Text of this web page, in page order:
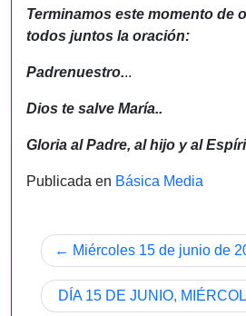
Terminamos este momento de
todos juntos la oración:
Padrenuestro...
Dios te salve María..
Gloria al Padre, al hijo y al
Publicada en Básica Media
Navegación
de
entradas
Miércoles 15 de junio de
DÍA 15 DE JUNIO,